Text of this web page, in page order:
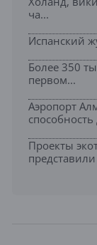
ча...
Испанский
Более 350
первом...
Аэропорт
способность
Проекты
представили